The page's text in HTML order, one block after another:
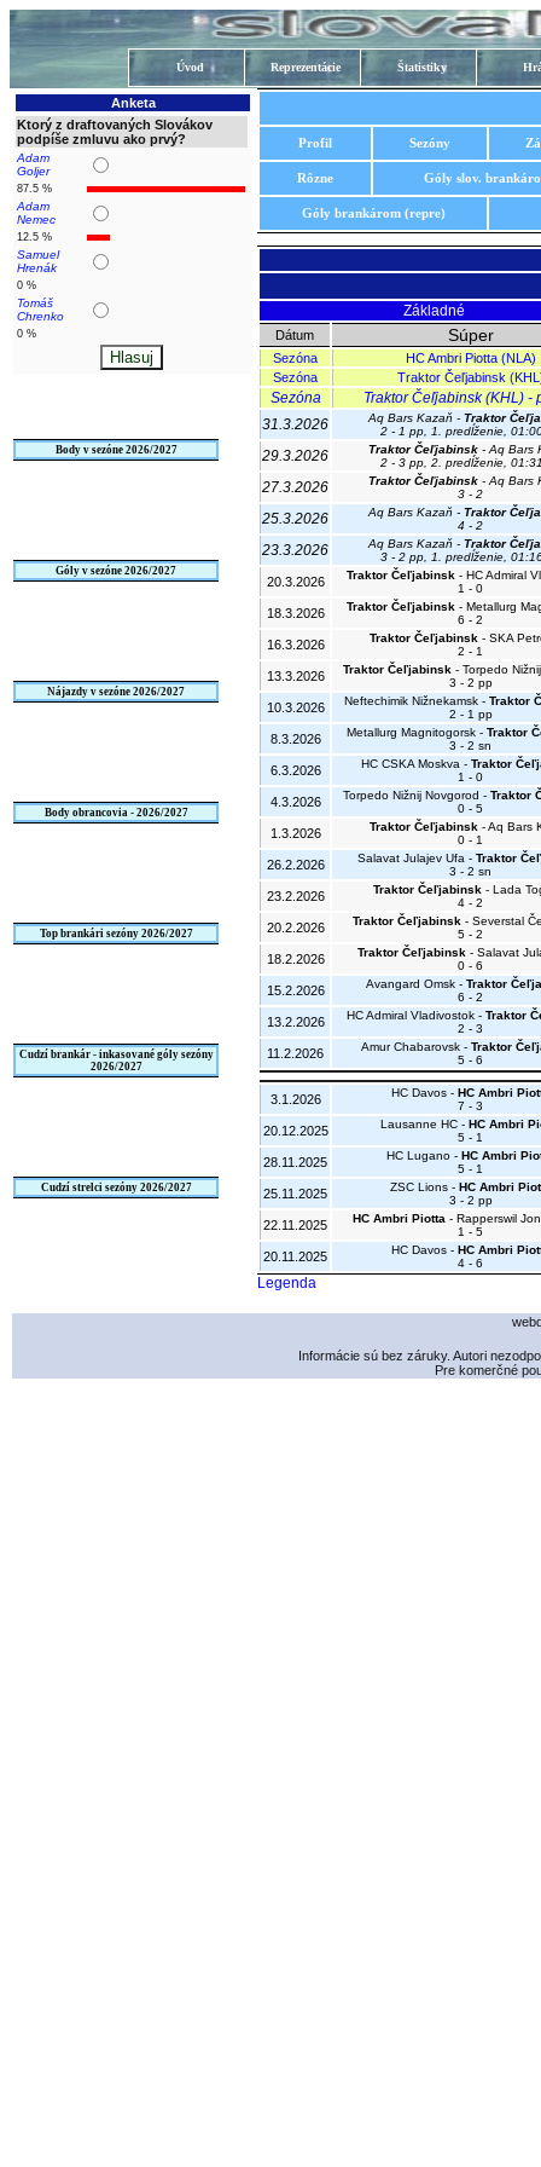
Úvod Reprezentácie Štatistiky
Anketa
Ktorý z draftovaných Slovákov
podpíše zmluvu ako prvý?
Adam
Goljer
87.5 %
Adam
Nemec
12.5 %
Samuel
Hrenák
0 %
Tomáš
Chrenko
0 %
Body v sezóne 2026/2027
Góly v sezóne 2026/2027
Nájazdy v sezóne 2026/2027
Body obrancovia - 2026/2027
Top brankári sezóny 2026/2027
Cudzí brankár - inkasované góly sezóny
2026/2027
Cudzí strelci sezóny 2026/2027
Profil Sezóny
Rôzne Góly slov.
Góly brankárom (repre)
Základné
Dátum Súper
Sezóna
HC Ambri Piotta (NLA)
Sezóna
Traktor Čeľjabinsk
Sezóna
Traktor Čeľjabinsk (KHL) -
31.3.2026
Aq Bars Kazaň - Traktor
2 - 1 pp, 1. predĺženie,
29.3.2026 Traktor Čeľjabinsk- Aq Bars
2 - 3 pp, 2. predĺženie,
27.3.2026 Traktor Čeľjabinsk- Aq Bars
3 - 2
25.3.2026 Aq Bars Kazaň - Traktor
4 - 2
23.3.2026 Aq Bars Kazaň - Traktor
3 - 2 pp, 1. predĺženie,
20.3.2026 Traktor Čeľjabinsk - HC Admiral
1 - 0
18.3.2026 Traktor Čeľjabinsk- Metallurg
6 - 2
16.3.2026 Traktor Čeľjabinsk- SKA
2 - 1
13.3.2026 Traktor Čeľjabinsk- Torpedo
3 - 2 pp
10.3.2026 Neftechimik Nižnekamsk - Traktor
2 - 1 pp
8.3.2026 Metallurg Magnitogorsk - Traktor
3 - 2 sn
6.3.2026 HC CSKA Moskva - Traktor
1 - 0
4.3.2026 Torpedo Nižnij Novgorod - Traktor
0 - 5
1.3.2026 Traktor Čeľjabinsk- Aq Bars
0 - 1
26.2.2026 Salavat Julajev Ufa - Traktor
3 - 2 sn
23.2.2026 Traktor Čeľjabinsk - Lada
4 - 2
20.2.2026 Traktor Čeľjabinsk - Severstal
5 - 2
18.2.2026 Traktor Čeľjabinsk- Salavat
0 - 6
15.2.2026 Avangard Omsk - Traktor
6 - 2
13.2.2026 HC Admiral Vladivostok - Traktor
2 - 3
11.2.2026 Amur Chabarovsk - Traktor
5 - 6
3.1.2026 HC Davos - HC Ambri
7 - 3
20.12.2025 Lausanne HC - HC Ambri
5 - 1
28.11.2025 HC Lugano - HC Ambri
5 - 1
25.11.2025 ZSC Lions - HC Ambri
3 - 2 pp
22.11.2025 HC Ambri Piotta - Rapperswil
1 - 5
20.11.2025 HC Davos - HC Ambri
4 - 6
Legenda
Informácie sú bez záruky. Autori
Pre komerčné